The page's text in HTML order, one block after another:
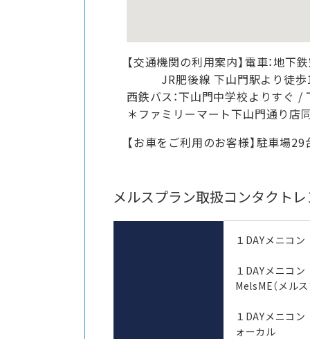
【交通機関の利用案内】電車：地
JR肥後線 下山門駅より徒歩
西鉄バス：下山門中学校よりすぐ
＊ファミリーマート下山門通り店
【お車をご利用のお客様】駐車場29
メルスプラン取扱コンタクト
１DAYメニコ
１DAYメニコン
MelsME（メル
１DAYメニコ
ォーカル